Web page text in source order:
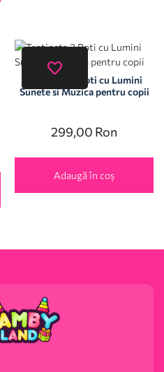
Trotineta 3 Roti cu Lumini
Sunete si Muzica pentru copii
299,00 Ron
Adaugă în coș